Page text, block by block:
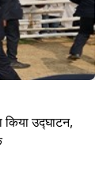
किया उद्घाटन,